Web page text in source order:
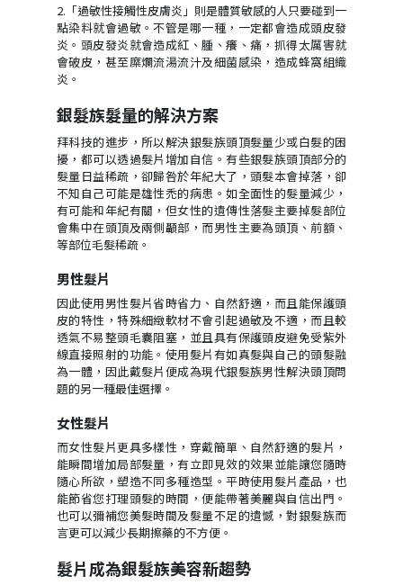
2.「過敏性接觸性皮膚炎」則是體質敏感的人只要碰到一
點染料就會過敏。不管是哪一種，一定都會造成頭皮發
炎。頭皮發炎就會造成紅、腫、癢、痛，抓得太厲害就
會破皮，甚至糜爛流湯流汁及細菌感染，造成蜂窩組織
炎。
銀髮族髮量的解決方案
拜科技的進步，所以解決銀髮族頭頂髮量少或白髮的困
擾，都可以透過髮片增加自信。有些銀髮族頭頂部分的
髮量日益稀疏，卻歸咎於年紀大了，頭髮本會掉落，卻
不知自己可能是雄性禿的病患。如全面性的髮量減少，
有可能和年紀有關，但女性的遺傳性落髮主要掉髮部位
會集中在頭頂及兩側顳部，而男性主要為頭頂、前額、
等部位毛髮稀疏。
男性髮片
因此使用男性髮片省時省力、自然舒適，而且能保護頭
皮的特性，特殊細緻軟材不會引起過敏及不適，而且較
透氣不易整頭毛囊阻塞，並且具有保護頭皮避免受紫外
線直接照射的功能。使用髮片有如真髮與自己的頭髮融
為一體，因此戴髮片便成為現代銀髮族男性解決頭頂問
題的另一種最佳選擇。
女性髮片
而女性髮片更具多樣性，穿戴簡單、自然舒適的髮片，
能瞬間增加局部髮量，有立即見效的效果並能讓您隨時
隨心所欲，塑造不同多種造型。平時使用髮片產品，也
能節省您打理頭髮的時間，便能帶著美麗與自信出門。
也可以彌補您美髮時間及髮量不足的遺憾，對銀髮族而
言更可以減少長期擦藥的不方便。
髮片成為銀髮族美容新趨勢